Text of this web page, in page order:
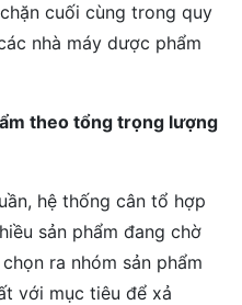
cuối cùng trong quy
nhà máy dược phẩm
theo tổng trọng lượng
hệ thống cân tổ hợp
sản phẩm đang chờ
ra nhóm sản phẩm
với mục tiêu để xả